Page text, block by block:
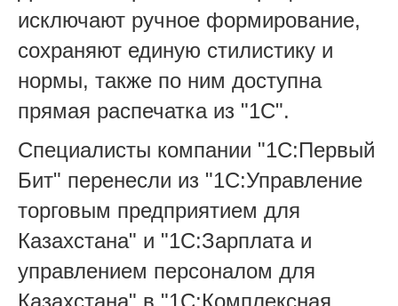
исключают ручное формирование,
сохраняют единую стилистику и
нормы, также по ним доступна
прямая распечатка из "1С".
Специалисты компании "1С:Первый
Бит" перенесли из "1С:Управление
торговым предприятием для
Казахстана" и "1С:Зарплата и
управлением персоналом для
Казахстана" в "1С:Комплексная